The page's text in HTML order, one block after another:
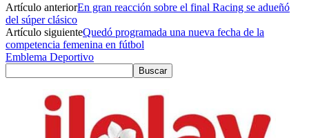
Artículo anteriorEn gran reacción sobre el final Racing se adueñó
del súper clásico
Artículo siguienteQuedó programada una nueva fecha de la
competencia femenina en fútbol
Emblema Deportivo